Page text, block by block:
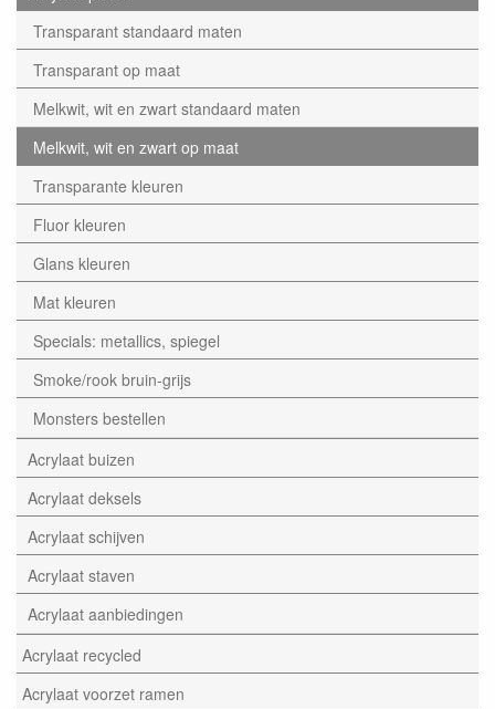
Transparant standaard maten
Transparant op maat
Melkwit, wit en zwart standaard maten
Melkwit, wit en zwart op maat
Transparante kleuren
Fluor kleuren
Glans kleuren
Mat kleuren
Specials: metallics, spiegel
Smoke/rook bruin-grijs
Monsters bestellen
Acrylaat buizen
Acrylaat deksels
Acrylaat schijven
Acrylaat staven
Acrylaat aanbiedingen
Acrylaat recycled
Acrylaat voorzet ramen